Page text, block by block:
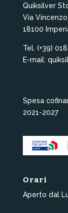
Quiksilver
Via
18100
Tel. (+39)
E-mail:
Spesa
2021-2027
Orari
Aperto dal